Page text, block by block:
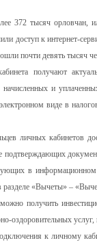
372 тысяч орловчан,
доступ к интернет-
почти девять тысяч
получают
начисленных и
виде в
личных кабинетов
подтверждающих
в
разделе «Вычеты» –
получить
оздоровительных
к личному